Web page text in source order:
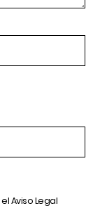
elAviso Legal